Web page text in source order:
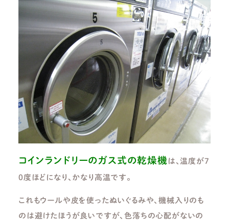
コインランドリーのガス式の乾燥機 は、温度が7
0度ほどになり、かなり高温です。
これもウールや皮を使ったぬいぐるみや、機械入りのも
のは避けたほうが良いですが、色落ちの心配がないの